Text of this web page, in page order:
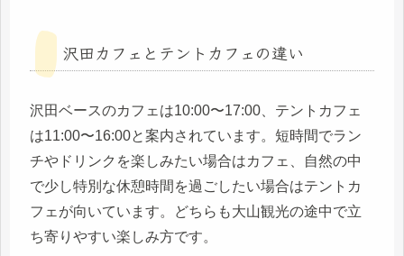
沢田カフェとテントカフェの違い
沢田ベースのカフェは10:00〜17:00、テントカフェ
は11:00〜16:00と案内されています。短時間でラン
チやドリンクを楽しみたい場合はカフェ、自然の中
で少し特別な休憩時間を過ごしたい場合はテントカ
フェが向いています。どちらも大山観光の途中で立
ち寄りやすい楽しみ方です。